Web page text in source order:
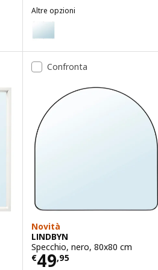
Altre opzioni
LETTAN
Opzione: LETTAN, Specchio,
Opzione: LETTAN, Specchio,
Opzione: LETTAN, Specchio,
Opzione: LETTAN, Specchio,
Confronta
Novità
LINDBYN
Specchio, nero, 80x80 cm
€49,95
Prezzo € 49,95